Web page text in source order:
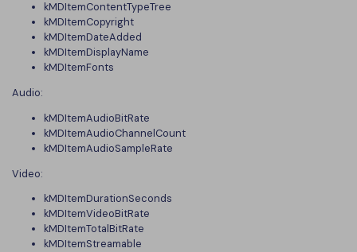
kMDItemContentTypeTree
kMDItemCopyright
kMDItemDateAdded
kMDItemDisplayName
kMDItemFonts
Audio:
kMDItemAudioBitRate
kMDItemAudioChannelCount
kMDItemAudioSampleRate
Video:
kMDItemDurationSeconds
kMDItemVideoBitRate
kMDItemTotalBitRate
kMDItemStreamable